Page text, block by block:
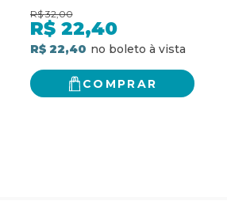
R$ 32,00
R$ 22,40
R$ 22,40
COMPRAR